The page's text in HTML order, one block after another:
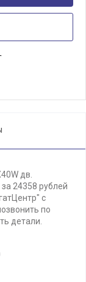
дв.
24358 рублей
с
по
детали.